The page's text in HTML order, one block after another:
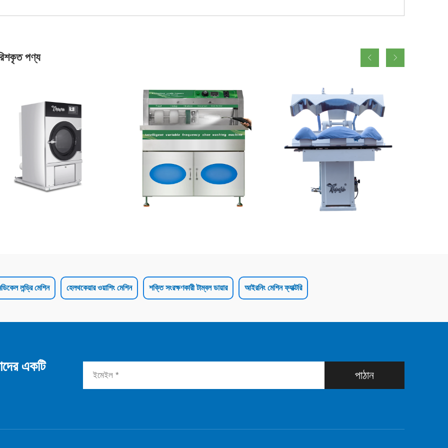
পণ্য
লন্ড্রি মেশিন হেলথকেয়ার ওয়াশিং মেশিন শক্তি সংরক্ষণকারী টাম্বল ডায়ার আইরনিং মেশিন ফ্যাক্টরি
একটি
পাঠান